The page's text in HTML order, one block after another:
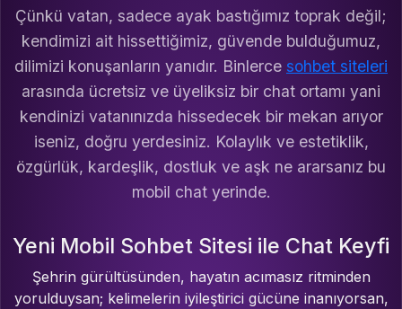
Çünkü vatan, sadece ayak bastığımız toprak değil;
kendimizi ait hissettiğimiz, güvende bulduğumuz,
dilimizi konuşanların yanıdır. Binlerce sohbet siteleri
arasında ücretsiz ve üyeliksiz bir chat ortamı yani
kendinizi vatanınızda hissedecek bir mekan arıyor
iseniz, doğru yerdesiniz. Kolaylık ve estetiklik,
özgürlük, kardeşlik, dostluk ve aşk ne ararsanız bu
mobil chat yerinde.
Yeni Mobil Sohbet Sitesi ile Chat Keyfi
Şehrin gürültüsünden, hayatın acımasız ritminden
yorulduysan; kelimelerin iyileştirici gücüne inanıyorsan,